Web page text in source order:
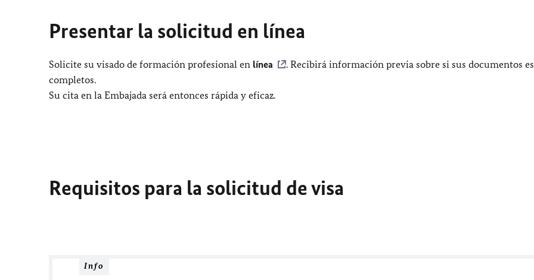
Presentar la solicitud en línea
Solicite su visado de formación profesional en línea
. Recibirá información previa sobre si sus documentos
completos.
Su cita en la Embajada será entonces rápida y eficaz.
Requisitos para la solicitud de visa
Info